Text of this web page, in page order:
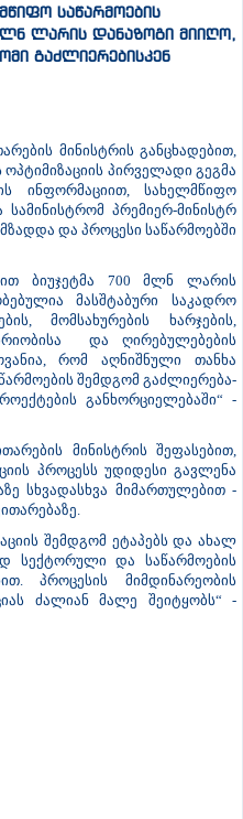
საწარმოების
ლარის დანაზოგი მიიღო,
გაძლიერებისკენ
მინისტრის განცხადებით,
პირველადი გეგმა
ინფორმაციით, სახელმწიფო
სამინისტრომ პრემიერ-მინისტრ
და პროცესი საწარმოებში
ბიუჯეტმა 700 მლნ ლარის
მასშტაბური საკადრო
მომსახურების ხარჯების,
და ღირებულებების
რომ აღნიშნული თანხა
შემდგომ გაძლიერება-
განხორციელებაში“ -
მინისტრის შეფასებით,
პროცესს უდიდესი გავლენა
სხვადასხვა მიმართულებით -
შემდგომ ეტაპებს და ახალ
სექტორული და საწარმოების
პროცესის მიმდინარეობის
ძალიან მალე შეიტყობს“ -